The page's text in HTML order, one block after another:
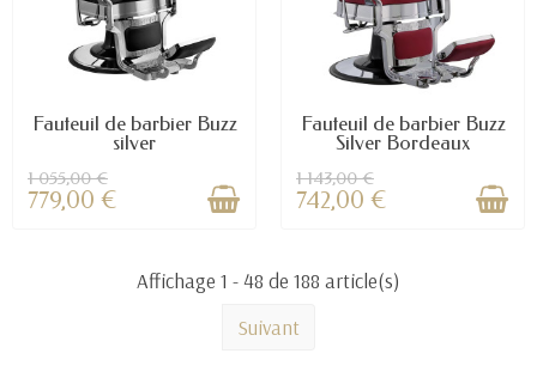
Fauteuil de barbier Buzz
silver
1 055,00 €
779,00 €
Fauteuil de barbier Buzz
Silver Bordeaux
1 143,00 €
742,00 €
Affichage 1 - 48 de 188 article(s)
Suivant